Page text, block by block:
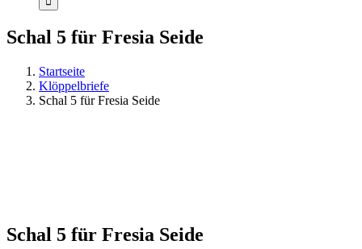
Schal 5 für Fresia Seide
Startseite
Klöppelbriefe
Schal 5 für Fresia Seide
Schal 5 für Fresia Seide